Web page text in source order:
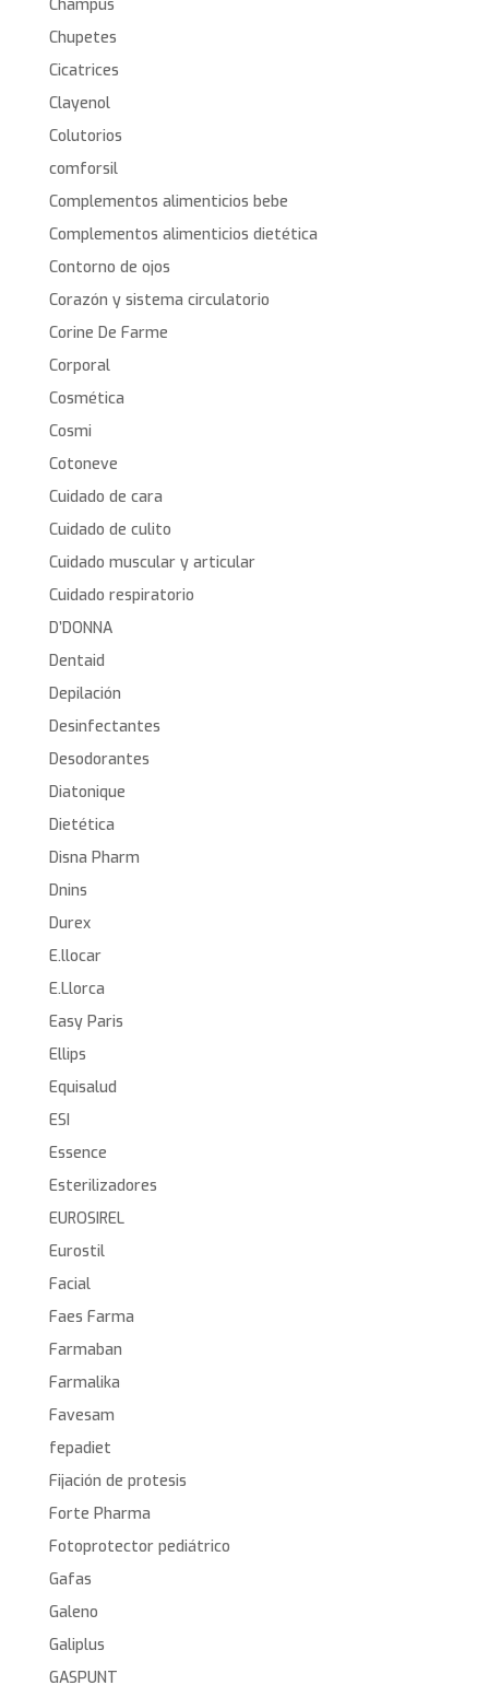
Champús
Chupetes
Cicatrices
Clayenol
Colutorios
comforsil
Complementos alimenticios bebe
Complementos alimenticios dietética
Contorno de ojos
Corazón y sistema circulatorio
Corine De Farme
Corporal
Cosmética
Cosmi
Cotoneve
Cuidado de cara
Cuidado de culito
Cuidado muscular y articular
Cuidado respiratorio
D’DONNA
Dentaid
Depilación
Desinfectantes
Desodorantes
Diatonique
Dietética
Disna Pharm
Dnins
Durex
E.llocar
E.Llorca
Easy Paris
Ellips
Equisalud
ESI
Essence
Esterilizadores
EUROSIREL
Eurostil
Facial
Faes Farma
Farmaban
Farmalika
Favesam
fepadiet
Fijación de protesis
Forte Pharma
Fotoprotector pediátrico
Gafas
Galeno
Galiplus
GASPUNT